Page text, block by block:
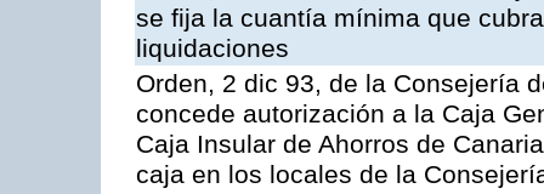
se fija la cuantía mínima que
liquidaciones
Orden, 2 dic 93, de la Consejería
concede autorización a la Caja
Caja Insular de Ahorros de
caja en los locales de la